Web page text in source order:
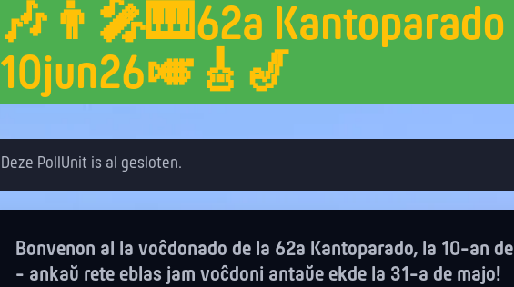
🎶👨‍🎤🎹62a
10jun26🎺🎸🎷
Deze PollUnit is al gesloten.
Bonvenon al la voĉdonado de la 62a Kantoparado, la 10-an
- ankaŭ rete eblas jam voĉdoni antaŭe ekde la 31-a de majo!